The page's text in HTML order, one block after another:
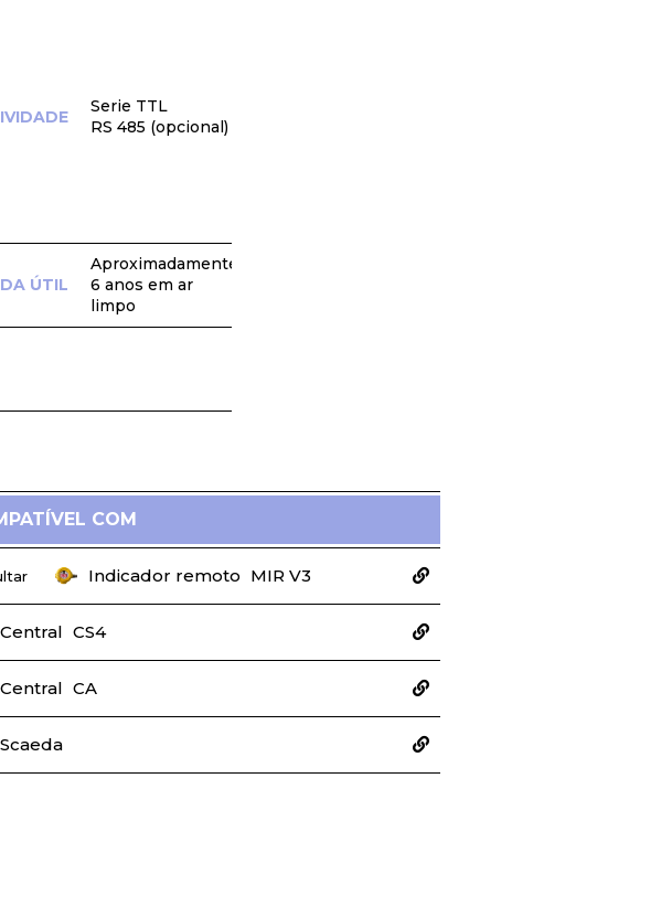
Serie TTL
RS 485 (opcional)
ÚTIL
Aproximadamente
6 anos em ar
limpo
COM
Indicador remoto MIR V3
Central CS4
Central CA
Scaeda